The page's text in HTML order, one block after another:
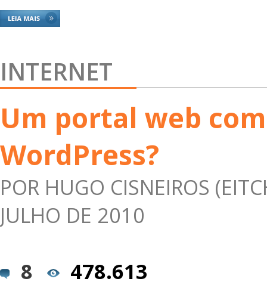
INTERNET
Um portal web com
WordPress?
POR HUGO CISNEIROS
JULHO DE 2010
8
478.613